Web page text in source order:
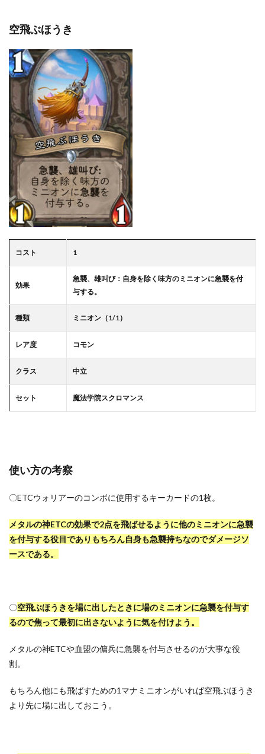
空飛ぶほうき
コスト 1
効果
急襲、雄叫び：自身を除く味方のミニオンに急襲を付
与する。
種類 ミニオン（1/1）
レア度 コモン
クラス 中立
セット 魔法学院スクロマンス
使い方の考察
〇ETCウォリアーのコンボに使用するキーカードの1枚。
メタルの神ETCの効果で2点を飛ばせるように他のミニオンに急襲
を付与する役目でありもちろん自身も急襲持ちなのでダメージソ
ースである。
〇空飛ぶほうきを場に出したときに場のミニオンに急襲を付与す
るので焦って最初に出さないように気を付けよう。
メタルの神ETCや血盟の傭兵に急襲を付与させるのが大事な役
割。
もちろん他にも飛ばすための1マナミニオンがいれば空飛ぶほうき
より先に場に出しておこう。